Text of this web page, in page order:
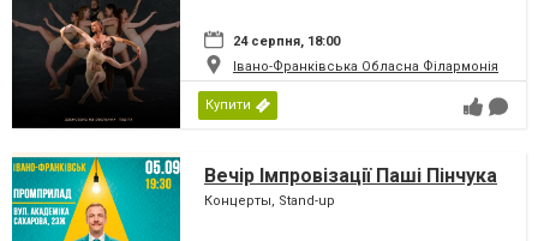
24 серпня, 18:00
Івано-Франківська Обласна Філармонія
Купити
Вечір Імпровізації Паші Пінчука
Концерты, Stand-up